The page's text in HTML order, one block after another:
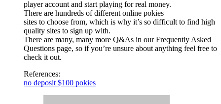
player account and start playing for real money.
There are hundreds of different online pokies
sites to choose from, which is why it’s so difficult to find high
quality sites to sign up with.
There are many, many more Q&As in our Frequently Asked
Questions page, so if you’re unsure about anything feel free to
check it out.
References:
no deposit $100 pokies